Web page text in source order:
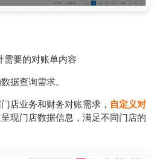
需要的对账单内容
据查询需求。
店业务和财务对账需求， 自定义对
呈现门店数据信息，满足不同门店的